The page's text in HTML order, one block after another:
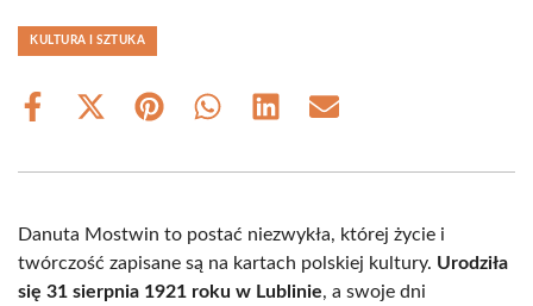
KULTURA I SZTUKA
Share
Share
(Twitter)
Share Share Share Share
Danuta Mostwin to postać niezwykła, której życie i
twórczość zapisane są na kartach polskiej kultury. Urodziła
się 31 sierpnia 1921 roku w Lublinie, a swoje dni